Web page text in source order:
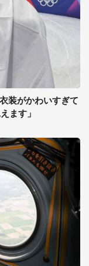
装がかわいすぎて
ます」